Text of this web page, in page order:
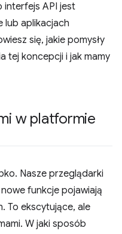
interfejs API jest
lub aplikacjach
się, jakie pomysły
tej koncepcji i jak mamy
w platformie
Nasze przeglądarki
funkcje pojawiają
To ekscytujące, ale
W jaki sposób